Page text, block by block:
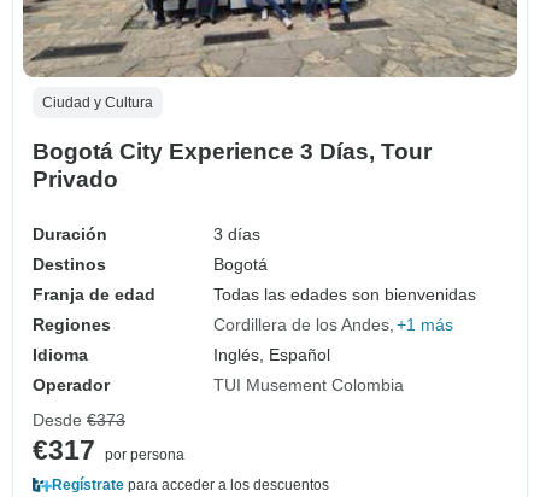
Ciudad y Cultura
Bogotá City Experience 3 Días, Tour
Privado
Duración
3 días
Destinos
Bogotá
Franja de edad
Todas las edades son bienvenidas
Regiones
Cordillera de los Andes +1 más
Idioma
Inglés, Español
Operador
TUI Musement Colombia
Desde €373
€317
por persona
Regístrate para acceder a los descuentos